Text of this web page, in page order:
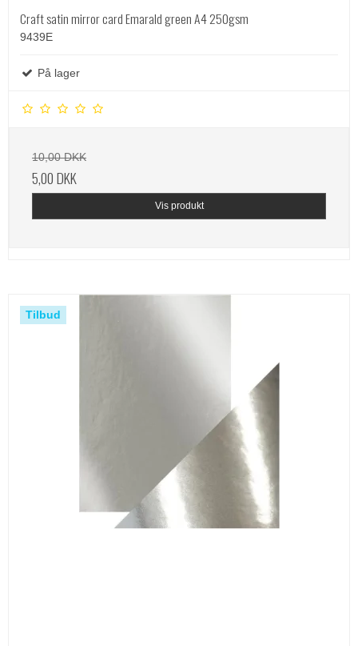
Craft satin mirror card Emarald green A4 250gsm
9439E
På lager
10,00 DKK
5,00 DKK
Vis produkt
Tilbud